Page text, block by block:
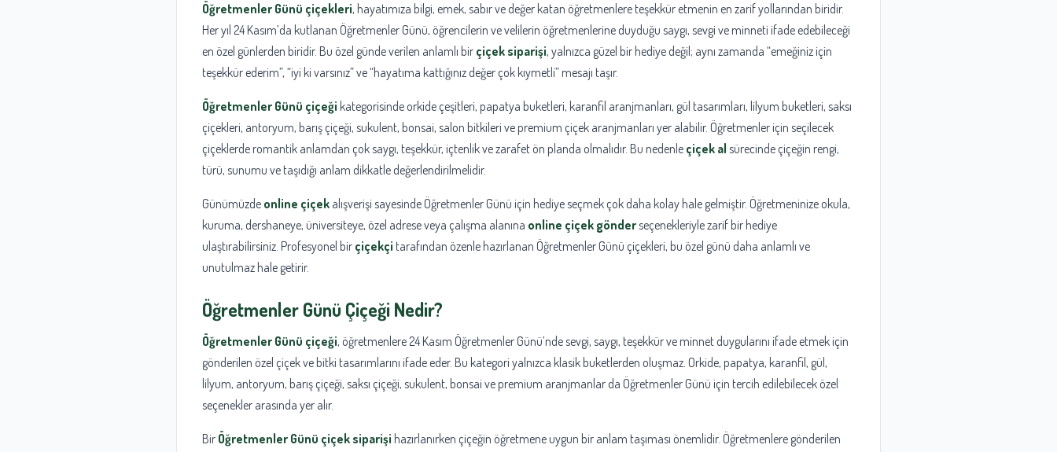
Öğretmenler Günü çiçekleri, hayatımıza bilgi, emek, sabır ve değer katan öğretmenlere teşekkür etmenin en zarif yollarından biridir.
Her yıl 24 Kasım’da kutlanan Öğretmenler Günü, öğrencilerin ve velilerin öğretmenlerine duyduğu saygı, sevgi ve minneti ifade edebileceği
en özel günlerden biridir. Bu özel günde verilen anlamlı bir çiçek siparişi, yalnızca güzel bir hediye değil; aynı zamanda “emeğiniz için
teşekkür ederim”, “iyi ki varsınız” ve “hayatıma kattığınız değer çok kıymetli” mesajı taşır.
Öğretmenler Günü çiçeği kategorisinde orkide çeşitleri, papatya buketleri, karanfil aranjmanları, gül tasarımları, lilyum buketleri, saksı
çiçekleri, antoryum, barış çiçeği, sukulent, bonsai, salon bitkileri ve premium çiçek aranjmanları yer alabilir. Öğretmenler için seçilecek
çiçeklerde romantik anlamdan çok saygı, teşekkür, içtenlik ve zarafet ön planda olmalıdır. Bu nedenle çiçek al sürecinde çiçeğin rengi,
türü, sunumu ve taşıdığı anlam dikkatle değerlendirilmelidir.
Günümüzde online çiçek alışverişi sayesinde Öğretmenler Günü için hediye seçmek çok daha kolay hale gelmiştir. Öğretmeninize okula,
kuruma, dershaneye, üniversiteye, özel adrese veya çalışma alanına online çiçek gönderseçenekleriyle zarif bir hediye
ulaştırabilirsiniz. Profesyonel bir çiçekçi tarafından özenle hazırlanan Öğretmenler Günü çiçekleri, bu özel günü daha anlamlı ve
unutulmaz hale getirir.
Öğretmenler Günü Çiçeği Nedir?
Öğretmenler Günü çiçeği, öğretmenlere 24 Kasım Öğretmenler Günü’nde sevgi, saygı, teşekkür ve minnet duygularını ifade etmek için
gönderilen özel çiçek ve bitki tasarımlarını ifade eder. Bu kategori yalnızca klasik buketlerden oluşmaz. Orkide, papatya, karanfil, gül,
lilyum, antoryum, barış çiçeği, saksı çiçeği, sukulent, bonsai ve premium aranjmanlar da Öğretmenler Günü için tercih edilebilecek özel
seçenekler arasında yer alır.
Bir Öğretmenler Günü çiçek siparişi hazırlanırken çiçeğin öğretmene uygun bir anlam taşıması önemlidir. Öğretmenlere gönderilen